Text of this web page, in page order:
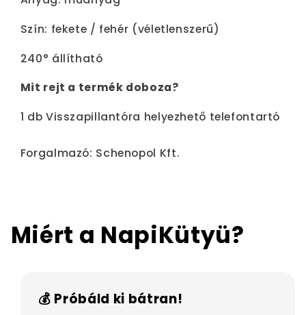
Szín: fekete / fehér (véletlenszerű)
240° állítható
Mit rejt a termék doboza?
1 db Visszapillantóra helyezhető telefontartó
Forgalmazó: Schenopol Kft.
Miért a NapiKütyü?
💰 Próbáld ki bátran!